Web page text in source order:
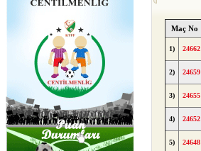
Maç No
1) 24662
2) 24659
3) 24655
4) 24652
5) 24648